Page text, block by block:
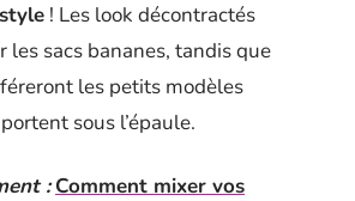
! Les look décontractés
les sacs bananes, tandis que
les petits modèles
sous l’épaule.
: Comment mixer vos